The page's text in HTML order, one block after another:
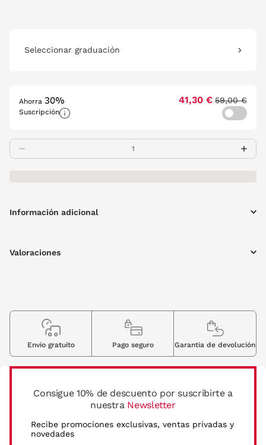
Seleccionar graduación
Ahorra 30% 41,30 € 59,00 €
Suscripción
Información adicional
Valoraciones
Consigue 10% de descuento por suscribirte a
nuestra Newsletter
Recibe promociones exclusivas, ventas privadas y
novedades
Envio gratuito Pago seguro Garantia de devolución